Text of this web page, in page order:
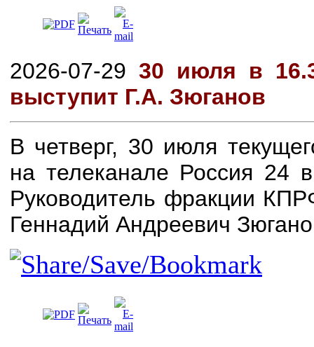
2026-07-2930 июля в
выступит Г.А. Зюганов
В четверг, 30 июля
на телеканале Россия 24
Руководитель фракции
Геннадий Андреевич